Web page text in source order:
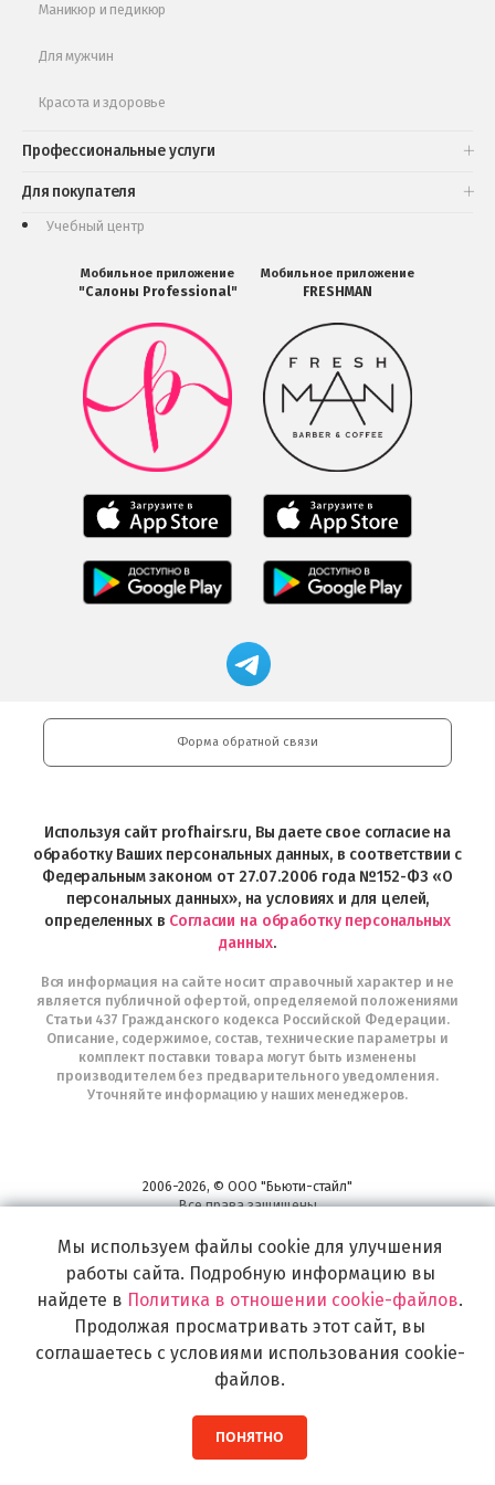
Маникюр и педикюр
Для мужчин
Красота и здоровье
Профессиональные услуги
Для покупателя
Учебный центр
Мобильное приложение
"Салоны Professional"
Мобильное
приложение
Салоны
Professional
загрузить
в
Google
Play
Мобильное
приложение
Professional
загрузить
Мобильное
приложение
загрузить
Play
Мобильное приложение
FRESHMAN
Мобильное
приложение
FRESHMAN
в
Google
Play
Мобильное
приложение
загрузить
в
Мобильное
приложение
Магазин
профессиональной
Professional
и
Интернет-
Telegram
Форма обратной связи
Используя сайт profhairs.ru, Вы даете свое согласие на
обработку Ваших персональных данных, в соответствии с
Федеральным законом от 27.07.2006 года №152-ФЗ «О
персональных данных», на условиях и для целей,
определенных в Согласии на обработку персональных
данных.
Вся информация на сайте носит справочный характер и не
является публичной офертой, определяемой положениями
Статьи 437 Гражданского кодекса Российской Федерации.
Описание, содержимое, состав, технические параметры и
комплект поставки товара могут быть изменены
производителем без предварительного уведомления.
Уточняйте информацию у наших менеджеров.
2006-2026, © ООО "Бьюти-стайл"
Все права защищены
Широкий выбор инструментов, аксессуаров и принадлежностей для
воплощения
самых изысканных и необычных идей по созданию Вашего образа и стиля.
Мы используем файлы cookie для улучшения
работы сайта. Подробную информацию вы
найдете в Политика в отношении cookie-файлов.
Продолжая просматривать этот сайт, вы
соглашаетесь с условиями использования cookie-
файлов.
ПОНЯТНО